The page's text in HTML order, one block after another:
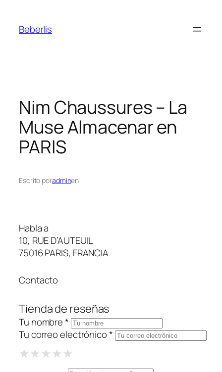
Beberlis
Nim Chaussures – La
MuseAlmacenar en
PARIS
Escrito poradminen
Habla a
10, RUE D’AUTEUIL
75016 PARIS, FRANCIA
Contacto
Tienda de reseñas
Tu nombre *
Tu correo electrónico *
★1 Star
★★2 Stars
★★★3 Stars
★★★★4 Stars
★★★★★